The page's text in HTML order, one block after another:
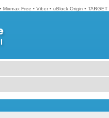
• Mixmax Free • Viber • uBlock Origin •